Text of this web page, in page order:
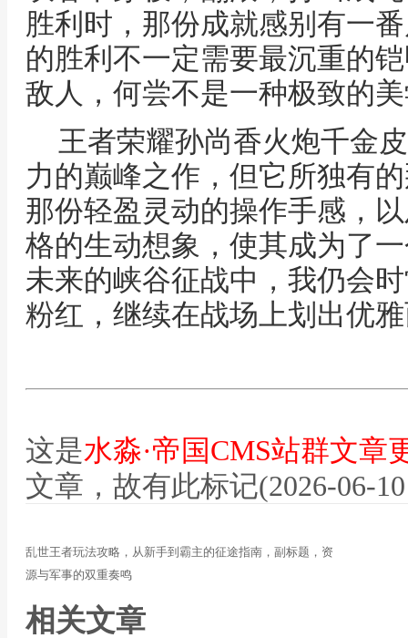
胜利时，那份成就感别有一
的胜利不一定需要最沉重的
敌人，何尝不是一种极致的
王者荣耀孙尚香火炮千金
力的巅峰之作，但它所独有
那份轻盈灵动的操作手感，
格的生动想象，使其成为了
未来的峡谷征战中，我仍会
粉红，继续在战场上划出优
这是水淼·帝国CMS站群文章
文章，故有此标记(2026-06-
乱世王者玩法攻略，从新手到霸主的征途指南，副标题，资
源与军事的双重奏鸣
相关文章